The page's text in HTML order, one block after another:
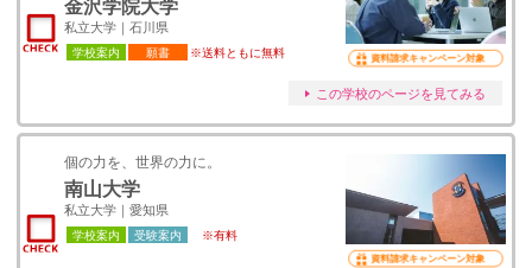
金沢学院大学
私立大学｜石川県
学校案内 願書 ※送料ともに無料 資料請求キャンペーン対象
この学校のページを見てみる
個の力を、世界の力に。
南山大学
私立大学｜愛知県
学校案内 受験案内 ※有料
資料請求キャンペーン対象